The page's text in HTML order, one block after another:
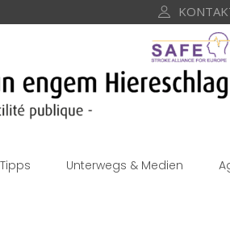
Tipps Unterwegs & Medien